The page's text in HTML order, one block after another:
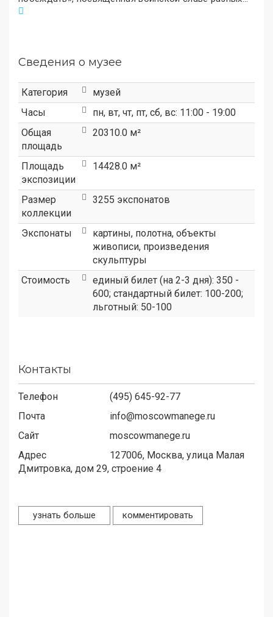
Сведения о музее
Категория
музей
Часы
пн, вт, чт, пт, сб, вс: 11:00 - 19:00
Общая
площадь
20310.0 м²
Площадь
экспозиции
14428.0 м²
Размер
коллекции
3255 экспонатов
Экспонаты
картины, полотна, объекты
живописи, произведения
скульптуры
Стоимость
единый билет (на 2-3 дня): 350 -
600; стандартный билет: 100-200;
льготный: 50-100
Контакты
Телефон
(495) 645-92-77
Почта
info@moscowmanege.ru
Сайт
moscowmanege.ru
Адрес
127006, Москва, улица Малая
Дмитровка, дом 29, строение 4
узнать больше комментировать